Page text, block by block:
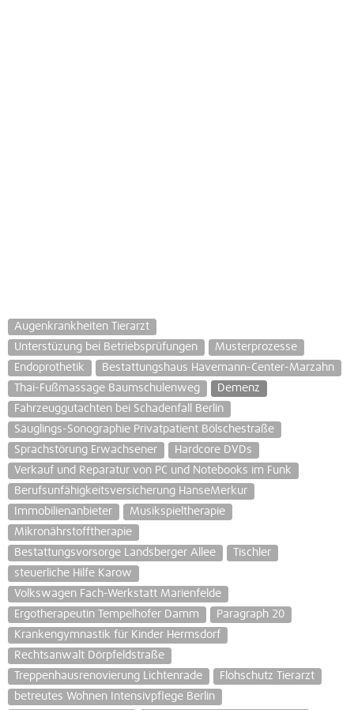
Augenkrankheiten Tierarzt
Unterstüzung bei Betriebsprüfungen
Musterprozesse
Endoprothetik
Bestattungshaus Havemann-Center-Marzahn
Thai-Fußmassage Baumschulenweg
Demenz
Fahrzeuggutachten bei Schadenfall Berlin
Säuglings-Sonographie Privatpatient Bölschestraße
Sprachstörung Erwachsener
Hardcore DVDs
Verkauf und Reparatur von PC und Notebooks im Funk
Berufsunfähigkeitsversicherung HanseMerkur
Immobilienanbieter
Musikspieltherapie
Mikronährstofftherapie
Bestattungsvorsorge Landsberger Allee
Tischler
steuerliche Hilfe Karow
Volkswagen Fach-Werkstatt Marienfelde
Ergotherapeutin Tempelhofer Damm
Paragraph 20
Krankengymnastik für Kinder Hermsdorf
Rechtsanwalt Dörpfeldstraße
Treppenhausrenovierung Lichtenrade
Flohschutz Tierarzt
betreutes Wohnen Intensivpflege Berlin